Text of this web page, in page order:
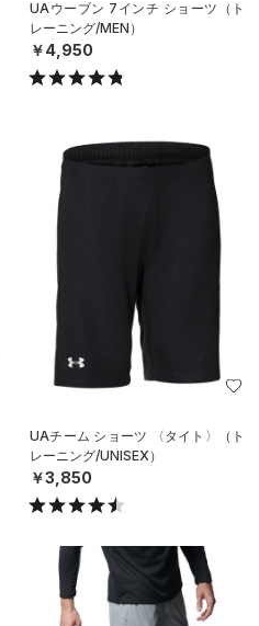
UAウーブン 7インチ ショーツ（ト
レーニング/MEN）
￥4,950
UAチーム ショーツ 〈タイト〉（ト
レーニング/UNISEX）
￥3,850